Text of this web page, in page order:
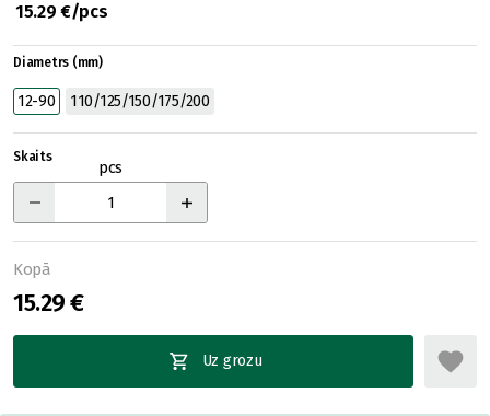
15.29 €/pcs
Diametrs (mm)
12-90 110/125/150/175/200
Skaits
pcs
Kopā
15.29 €
Uz grozu